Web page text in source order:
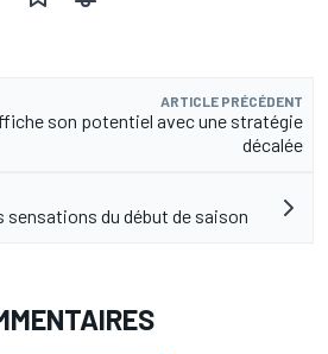
ARTICLE PRÉCÉDENT
son potentiel avec une stratégie
décalée
du début de saison